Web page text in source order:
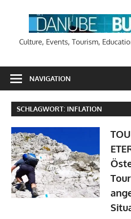
Culture, Events, Tourism,
NAVIGATION
SCHLAGWORT: INFLATION